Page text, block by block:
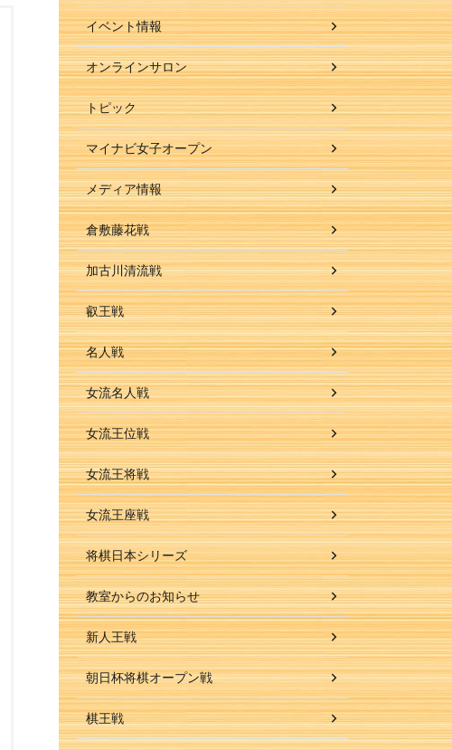
イベント情報
オンラインサロン
トピック
マイナビ女子オープン
メディア情報
倉敷藤花戦
加古川清流戦
叡王戦
名人戦
女流名人戦
女流王位戦
女流王将戦
女流王座戦
将棋日本シリーズ
教室からのお知らせ
新人王戦
朝日杯将棋オープン戦
棋王戦